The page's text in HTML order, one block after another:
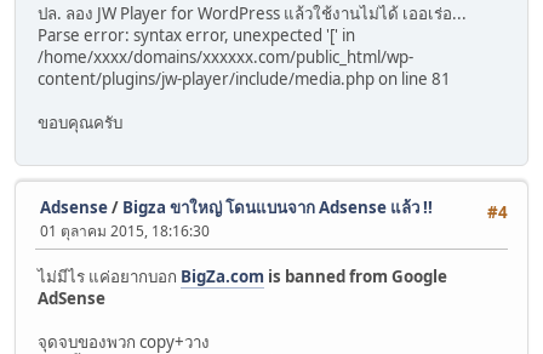
ปล. ลอง JW Player for WordPress แล้วใช้งานไม่ได้ เออเร่อ...
Parse error: syntax error, unexpected '[' in
/home/xxxx/domains/xxxxxx.com/public_html/wp-
content/plugins/jw-player/include/media.php on line 81
ขอบคุณครับ
#4
Adsense/ Bigza ขาใหญ่ โดนแบนจาก Adsense แล้ว !!
01 ตุลาคม 2015, 18:16:30
ไม่มีไร แค่อยากบอก BigZa.com is banned from Google
AdSense
จุดจบของพวก copy+วาง